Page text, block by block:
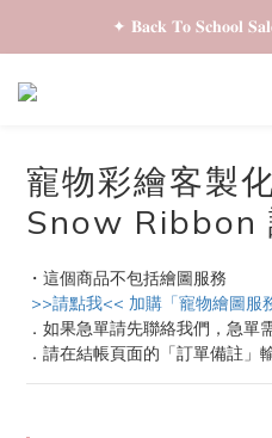
✦ 𝐁𝐚𝐜𝐤 𝐓𝐨 𝐒𝐜𝐡𝐨𝐨𝐥
✦ 𝐁𝐚𝐜𝐤 𝐓𝐨 𝐒𝐜𝐡𝐨𝐨𝐥
✦ 全店購物滿 𝐇𝐊𝐃𝟑𝟓𝟎 即
寵物彩繪客製
Snow Ribbon
・這個商品不包括繪圖服務
>>請點我<< 加購「寵物繪圖服
．如果急單請先聯絡我們，急單
．請在結帳頁面的「訂單備註」